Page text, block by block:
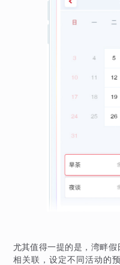
尤其值得一提的是，湾畔假
相关联，设定不同活动的